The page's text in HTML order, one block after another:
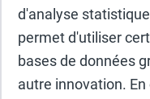
d'analyse
permet d'utiliser
bases de données
autre innovation.